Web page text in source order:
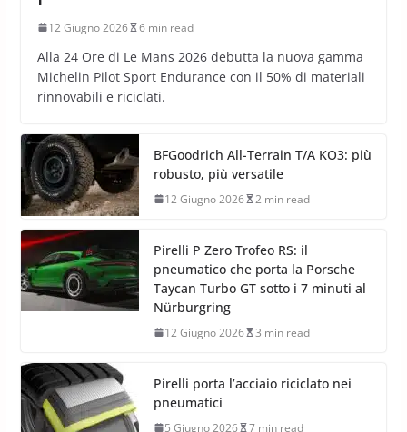
12 Giugno 2026 6 min read
Alla 24 Ore di Le Mans 2026 debutta la nuova gamma
Michelin Pilot Sport Endurance con il 50% di materiali
rinnovabili e riciclati.
BFGoodrich All-Terrain T/A KO3: più
robusto, più versatile
12 Giugno 2026 2 min read
Pirelli P Zero Trofeo RS: il
pneumatico che porta la Porsche
Taycan Turbo GT sotto i 7 minuti al
Nürburgring
12 Giugno 2026 3 min read
Pirelli porta l’acciaio riciclato nei
pneumatici
5 Giugno 2026 7 min read